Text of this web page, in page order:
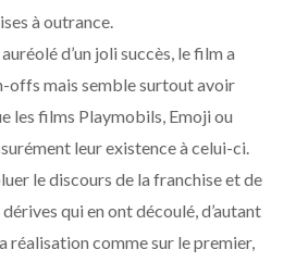
à outrance.
d’un joli succès, le film a
offs mais semble surtout avoir
les films Playmobils, Emoji ou
leur existence à celui-ci.
le discours de la franchise et de
qui en ont découlé, d’autant
réalisation comme sur le premier,